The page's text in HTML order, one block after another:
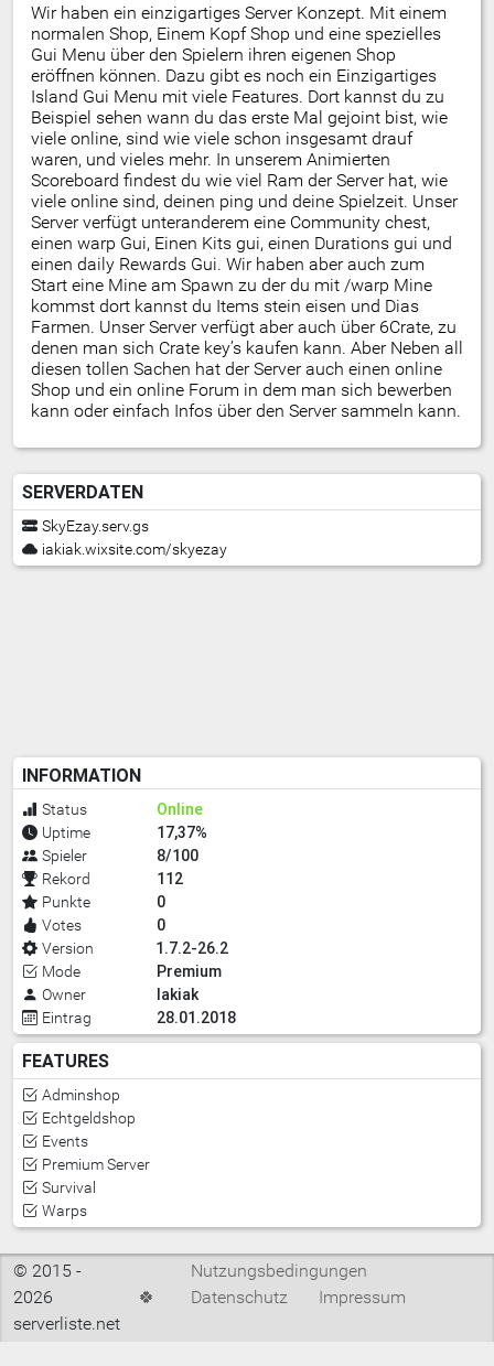
Wir haben ein einzigartiges Server Konzept. Mit einem
normalen Shop, Einem Kopf Shop und eine spezielles
Gui Menu über den Spielern ihren eigenen Shop
eröffnen können. Dazu gibt es noch ein Einzigartiges
Island Gui Menu mit viele Features. Dort kannst du zu
Beispiel sehen wann du das erste Mal gejoint bist, wie
viele online, sind wie viele schon insgesamt drauf
waren, und vieles mehr. In unserem Animierten
Scoreboard findest du wie viel Ram der Server hat, wie
viele online sind, deinen ping und deine Spielzeit. Unser
Server verfügt unteranderem eine Community chest,
einen warp Gui, Einen Kits gui, einen Durations gui und
einen daily Rewards Gui. Wir haben aber auch zum
Start eine Mine am Spawn zu der du mit /warp Mine
kommst dort kannst du Items stein eisen und Dias
Farmen. Unser Server verfügt aber auch über 6Crate, zu
denen man sich Crate key’s kaufen kann. Aber Neben all
diesen tollen Sachen hat der Server auch einen online
Shop und ein online Forum in dem man sich bewerben
kann oder einfach Infos über den Server sammeln kann.
SERVERDATEN
SkyEzay.serv.gs
iakiak.wixsite.com/skyezay
INFORMATION
Status Online
Uptime 17,37%
Spieler 8/100
Rekord 112
Punkte 0
Votes 0
Version 1.7.2-26.2
Mode Premium
Owner Iakiak
Eintrag 28.01.2018
FEATURES
Adminshop
Echtgeldshop
Events
Premium Server
Survival
Warps
© 2015 -
2026
serverliste.net
🍀
Nutzungsbedingungen
Datenschutz
Impressum